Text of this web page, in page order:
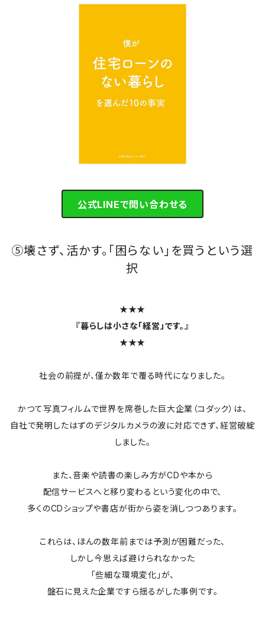
公式LINEで問い合わせる
⑤壊さず、活かす。「困らない」を買うという選
択
★★★
『暮らしは小さな「経営」です。』
★★★
社会の前提が、僅か数年で覆る時代になりました。
かつて写真フィルムで世界を席巻した巨大企業（コダック）は、
自社で発明したはずのデジタルカメラの波に対応できず、経営破綻
しました。
また、音楽や読書の楽しみ方がCDや本から
配信サービスへと移り変わるという変化の中で、
多くのCDショップや書店が街から姿を消しつつあります。
これらは、ほんの数年前までは予測が困難だった、
しかし今思えば避けられなかった
「些細な環境変化」が、
盤石に見えた企業ですら揺るがした事例です。